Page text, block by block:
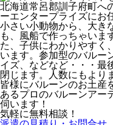
北海道常呂郡訓子府町へ
ーエンタープライズにお
小さい小動物から、大き
も、風船で作っちゃいま
た、子供にわかりやすく
います。参加型のバルー
イズ、などなど・・・最
閉じます。人数にもより
皆様にバルーンのお土産
あるプロのバルーンアー
伺います！
気軽に無料相談！